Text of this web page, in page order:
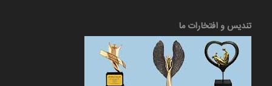
تندیس و افتخارات ما